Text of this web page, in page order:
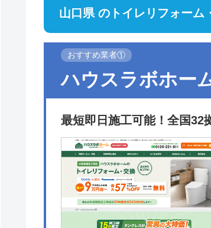
山口県 のトイレリフォーム
おすすめ業者①
ハウスラボホー
最短即日施工可能！全国32